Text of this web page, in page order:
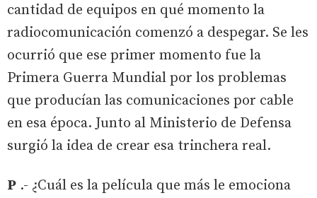
cantidad de equipos en qué momento la
radiocomunicación comenzó a despegar. Se les
ocurrió que ese primer momento fue la
Primera Guerra Mundial por los problemas
que producían las comunicaciones por cable
en esa época. Junto al Ministerio de Defensa
surgió la idea de crear esa trinchera real.
P .- ¿Cuál es la película que más le emociona